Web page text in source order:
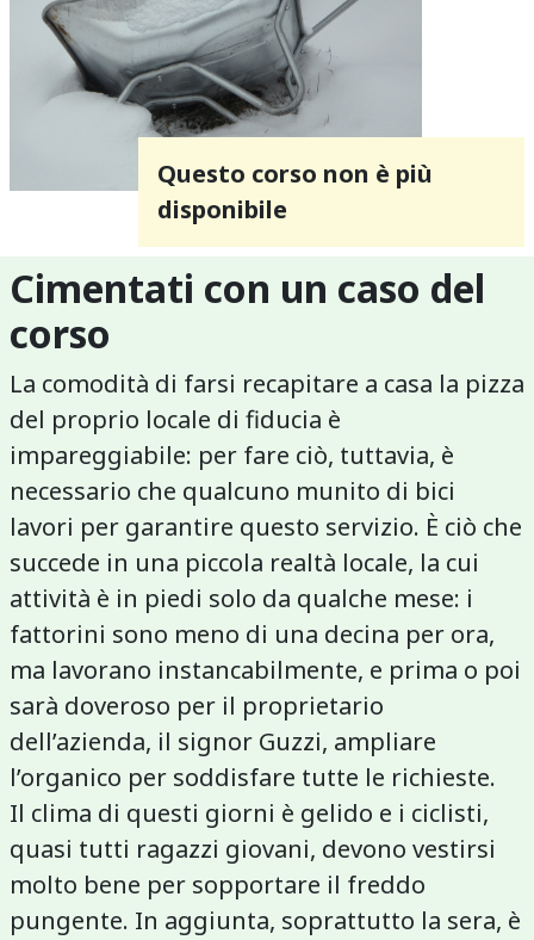
Questo corso non è più
disponibile
Cimentati con un caso del
corso
La comodità di farsi recapitare a casa la pizza
del proprio locale di fiducia è
impareggiabile: per fare ciò, tuttavia, è
necessario che qualcuno munito di bici
lavori per garantire questo servizio. È ciò che
succede in una piccola realtà locale, la cui
attività è in piedi solo da qualche mese: i
fattorini sono meno di una decina per ora,
ma lavorano instancabilmente, e prima o poi
sarà doveroso per il proprietario
dell’azienda, il signor Guzzi, ampliare
l’organico per soddisfare tutte le richieste.
Il clima di questi giorni è gelido e i ciclisti,
quasi tutti ragazzi giovani, devono vestirsi
molto bene per sopportare il freddo
pungente. In aggiunta, soprattutto la sera, è